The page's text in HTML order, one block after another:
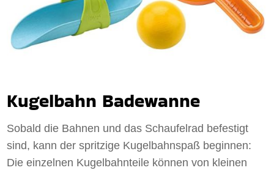
Kugelbahn Badewanne
Sobald die Bahnen und das Schaufelrad befestigt
sind, kann der spritzige Kugelbahnspaß beginnen:
Die einzelnen Kugelbahnteile können von kleinen